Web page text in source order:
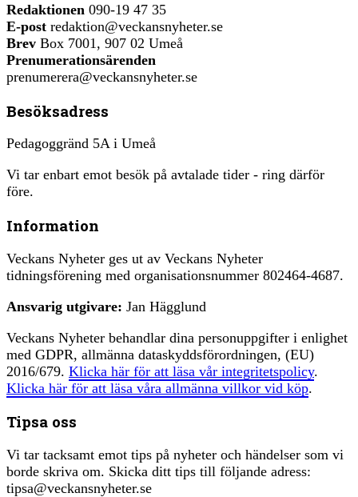
Redaktionen 090-19 47 35
E-post redaktion@veckansnyheter.se
Brev Box 7001, 907 02 Umeå
Prenumerationsärenden
prenumerera@veckansnyheter.se
Besöksadress
Pedagoggränd 5A i Umeå
Vi tar enbart emot besök på avtalade tider - ring därför
före.
Information
Veckans Nyheter ges ut av Veckans Nyheter
tidningsförening med organisationsnummer 802464-4687.
Ansvarig utgivare: Jan Hägglund
Veckans Nyheter behandlar dina personuppgifter i enlighet
med GDPR, allmänna dataskyddsförordningen, (EU)
2016/679. Klicka här för att läsa vår integritetspolicy.
Klicka här för att läsa våra allmänna villkor vid köp.
Tipsa oss
Vi tar tacksamt emot tips på nyheter och händelser som vi
borde skriva om. Skicka ditt tips till följande adress:
tipsa@veckansnyheter.se